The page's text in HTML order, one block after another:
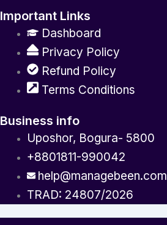
Important Links
Dashboard
Privacy Policy
Refund Policy
Terms Conditions
Business info
Uposhor, Bogura- 5800
+8801811-990042
help@managebeen.com
TRAD: 24807/2026